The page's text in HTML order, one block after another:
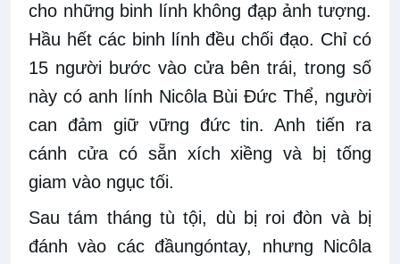
cho những binh lính không đạp ảnh tượng.
Hầu hết các binh lính đều chối đạo. Chỉ có
15 người bước vào cửa bên trái, trong số
này có anh lính Nicôla Bùi Đức Thể, người
can đảm giữ vững đức tin. Anh tiến ra
cánh cửa có sẵn xích xiềng và bị tống
giam vào ngục tối.
Sau tám tháng tù tội, dù bị roi đòn và bị
đánh vào các đầungóntay, nhưng Nicôla